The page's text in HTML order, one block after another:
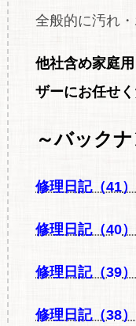
全般的に汚れ
他社含め家庭
ザーにお任せく
～バック
修理日記（41
修理日記（40
修理日記（39
修理日記（38